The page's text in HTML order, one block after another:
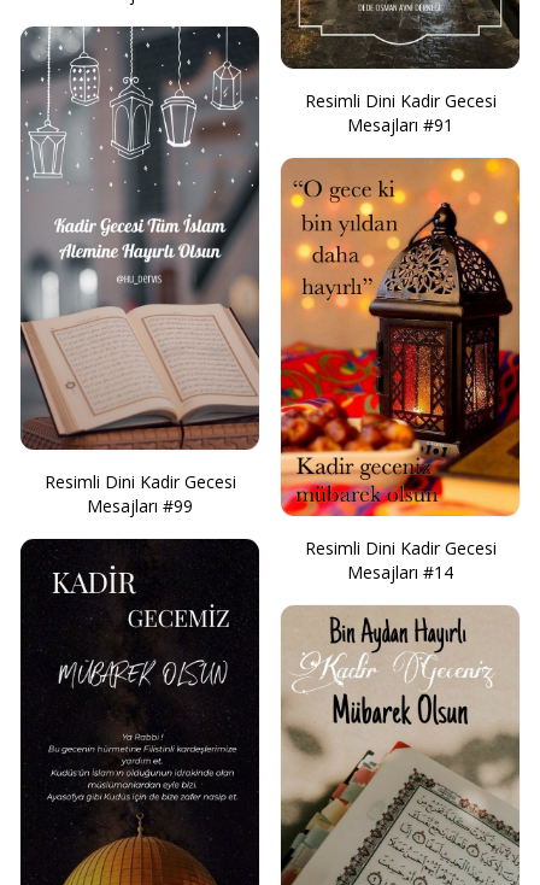
Resimli Dini Kadir Gecesi
Mesajları #99
Resimli Dini Kadir Gecesi
Mesajları #91
Resimli Dini Kadir Gecesi
Mesajları #14